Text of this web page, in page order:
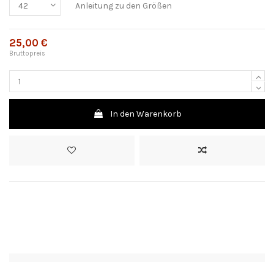
Anleitung zu den Größen
25,00 €
Bruttopreis
In den Warenkorb